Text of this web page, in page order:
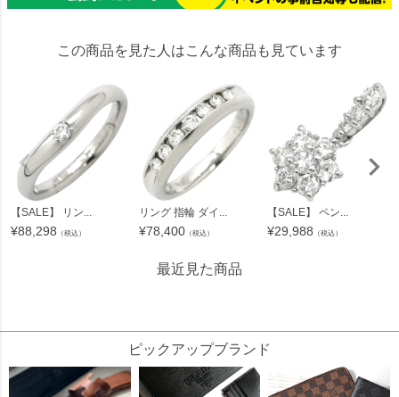
この商品を見た人はこんな商品も見ています
【SALE】 リン...
¥88,298 （税込）
リング 指輪 ダイ...
¥78,400 （税込）
【SALE】 ペン...
¥29,988 （税込）
最近見た商品
ピックアップブランド